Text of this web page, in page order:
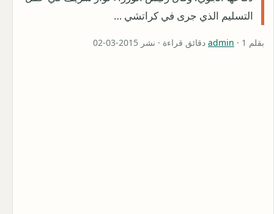
التسليم الذي جرى في كراتشي …
بقلم admin · 1 دقائق قراءة · نشر 2015-03-02